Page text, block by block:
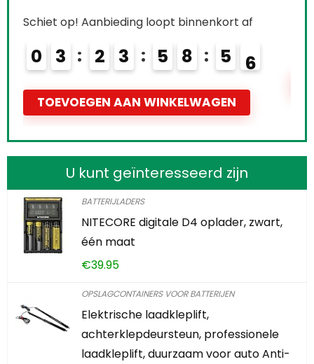
Schiet op! Aanbieding loopt binnenkort af
0 3 2 3 5 8 5 4
5
TOEVOEGEN AAN WINKELWAGEN
U kunt geïnteresseerd zijn
BATTERIJLADERS
NITECORE digitale D4 oplader, zwart,
één maat
€39.95
OPSLAGCONTAINERS VOOR BATTERIJEN
Elektrische laadkleplift,
achterklepdeursteun, professionele
laadkleplift, duurzaam voor auto Anti-